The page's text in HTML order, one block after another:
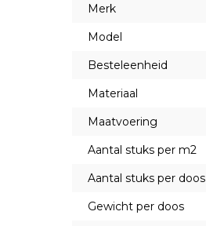
Merk
Model
Besteleenheid
Materiaal
Maatvoering
Aantal stuks per m2
Aantal stuks per doos
Gewicht per doos